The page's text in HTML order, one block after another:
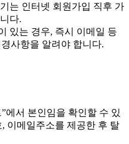
는 인터넷 회원가입 직후 가
다.
있는 경우, 즉시 이메일 등
사항을 알려야 합니다.
에서 본인임을 확인할 수 있
이메일주소를 제공한 후 탈